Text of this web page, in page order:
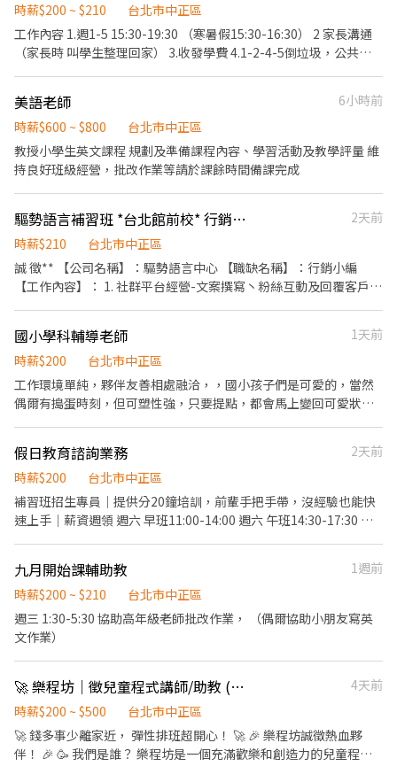
境優質,同事間相處融洽 學歷要求：大學以上 適合未來想要當業務或
想在補習班任職的人才應徵喔！
時薪$200 ~ $210
台北市中正區
工作內容 1.週1-5 15:30-19:30 （寒暑假15:30-16:30） 2 家長溝通
（家長時 叫學生整理回家） 3.收發學費 4.1-2-4-5倒垃圾，公共區
美語老師
6小時前
時薪$600 ~ $800
台北市中正區
教授小學生英文課程 規劃及準備課程內容、學習活動及教學評量 維
持良好班級經營，批改作業等請於課餘時間備課完成
驅勢語言補習班 *台北館前校* 行銷小編
2天前
時薪$210
台北市中正區
誠 徵** 【公司名稱】：驅勢語言中心 【職缺名稱】：行銷小編
【工作內容】： 1. 社群平台經營-文案撰寫丶粉絲互動及回覆客戶 2.
好的文字表達能力，擅長撰寫吸睛文案與社群貼文。 2. 熟悉多數社
群平台操作與貼文規劃。 3. 對行銷趨勢敏感，能掌握時事話題與流
量風向。 4. 具備基本美編概念，能使用 Canva 簡易剪輯工具。 5.
具備影音內容從腳本發想、現場拍攝到剪輯後製的一條龍製作能
22:00 假日（週六～週日）：09:30-17:30 【休假天數】 1. 每月依國
定假日天數提供同等休假天數 2. 國定連假，可輪流排休 【公司福
程、實體課程及錄影課程（利用非上班時間） 2. 依法保障勞健保 3.
豐富獎金制度：生日禮金、每月全勤獎金、業績績效獎金 【聯絡方
式】：syuansyuan1313@gmail.com
國小學科輔導老師
1天前
時薪$200
台北市中正區
工作環境單純，夥伴友善相處融洽，，國小孩子們是可愛的，當然
偶爾有搗蛋時刻，但可塑性強，只要提點，都會馬上變回可愛狀，
度，好行為。 2.班務處理：日常課務和學習資料整理。 3.教室環境
簡易整理，配合節慶活動和其他交付事宜。 工作時間：排班制，希
望至少能工作兩個時段（長期） 週三五12～16 週一二四1530～
1900
假日教育諮詢業務
2天前
時薪$200
台北市中正區
補習班招生專員｜提供分20鐘培訓，前輩手把手帶，沒經驗也能快
速上手｜薪資週領 週六 早班11:00-14:00 週六 午班14:30-17:30 週
九月開始課輔助教
1週前
時薪$200 ~ $210
台北市中正區
週三 1:30-5:30 協助高年級老師批改作業， （偶爾協助小朋友寫英
文作業）
🚀 樂程坊｜徵兒童程式講師/助教 (時薪 400⬆️ 彈性排班) 🚀
4天前
時薪$200 ~ $500
台北市中正區
🚀 錢多事少離家近， 彈性排班超開心！ 🚀 🎉 樂程坊誠徵熱血夥
伴！ 🎉 🥳 我們是誰？ 樂程坊是一個充滿歡樂和創造力的兒童程式